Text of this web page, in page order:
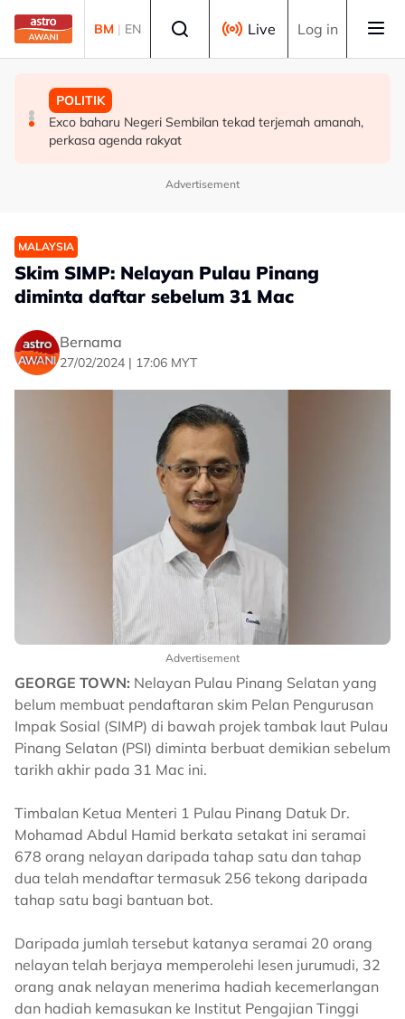
Skip to main content
BM | EN Live Log in
MALAYSIA
Terengganu adakan sesi libat urus bincang isu
kerosakan terumbu karang di Pulau Redang
POLITIK
Tiada keperluan PRU16 awal, parti komponen kekal
sokong PM - Fahmi
POLITIK
Exco baharu Negeri Sembilan tekad terjemah amanah,
perkasa agenda rakyat
Advertisement
MALAYSIA
Skim SIMP: Nelayan Pulau Pinang
diminta daftar sebelum 31 Mac
Bernama
27/02/2024 | 17:06 MYT
Advertisement
GEORGE TOWN: Nelayan Pulau Pinang Selatan yang
belum membuat pendaftaran skim Pelan Pengurusan
Impak Sosial (SIMP) di bawah projek tambak laut Pulau
Pinang Selatan (PSI) diminta berbuat demikian sebelum
tarikh akhir pada 31 Mac ini.
Timbalan Ketua Menteri 1 Pulau Pinang Datuk Dr.
Mohamad Abdul Hamid berkata setakat ini seramai
678 orang nelayan daripada tahap satu dan tahap
dua telah mendaftar termasuk 256 tekong daripada
tahap satu bagi bantuan bot.
Daripada jumlah tersebut katanya seramai 20 orang
nelayan telah berjaya memperolehi lesen jurumudi, 32
orang anak nelayan menerima hadiah kecemerlangan
dan hadiah kemasukan ke Institut Pengajian Tinggi